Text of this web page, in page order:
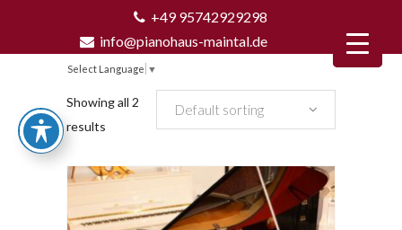
+49 95742929298
info@pianohaus-maintal.de
Select Language ▼
Showing all 2
results
Default sorting